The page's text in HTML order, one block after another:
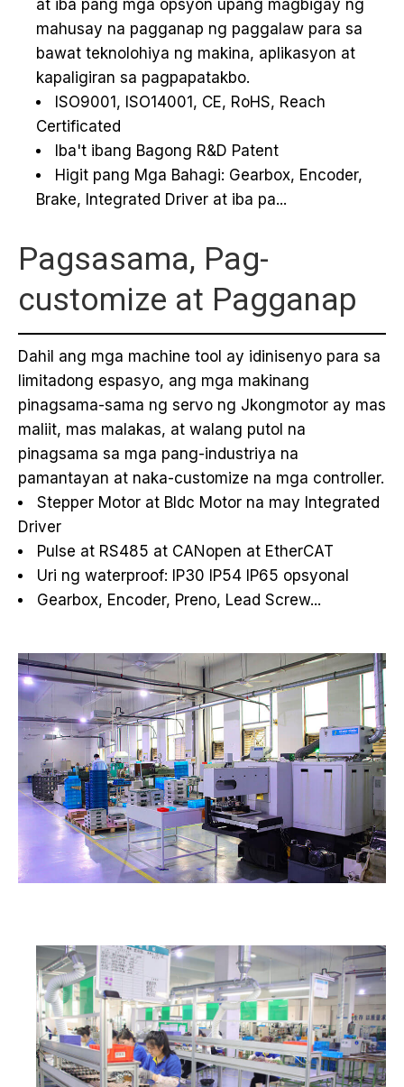
at iba pang mga opsyon upang magbigay ng
mahusay na pagganap ng paggalaw para sa
bawat teknolohiya ng makina, aplikasyon at
kapaligiran sa pagpapatakbo.
ISO9001, ISO14001, CE, RoHS, Reach
Certificated
Iba't ibang Bagong R&D Patent
Higit pang Mga Bahagi: Gearbox, Encoder,
Brake, Integrated Driver at iba pa...
Pagsasama, Pag-
customize at Pagganap
Dahil ang mga machine tool ay idinisenyo para sa
limitadong espasyo, ang mga makinang
pinagsama-sama ng servo ng Jkongmotor ay mas
maliit, mas malakas, at walang putol na
pinagsama sa mga pang-industriya na
pamantayan at naka-customize na mga controller.
Stepper Motor at Bldc Motor na may Integrated
Driver
Pulse at RS485 at CANopen at EtherCAT
Uri ng waterproof: IP30 IP54 IP65 opsyonal
Gearbox, Encoder, Preno, Lead Screw...